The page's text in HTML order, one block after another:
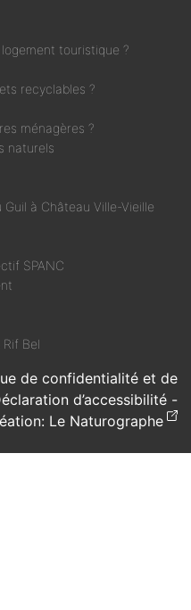
touristique ?
recyclables ?
ménagères ?
naturels
Guil à Château Ville-Vieille
SPANC
Bel
de confidentialité et de
d’accessibilité -
Le Naturographe